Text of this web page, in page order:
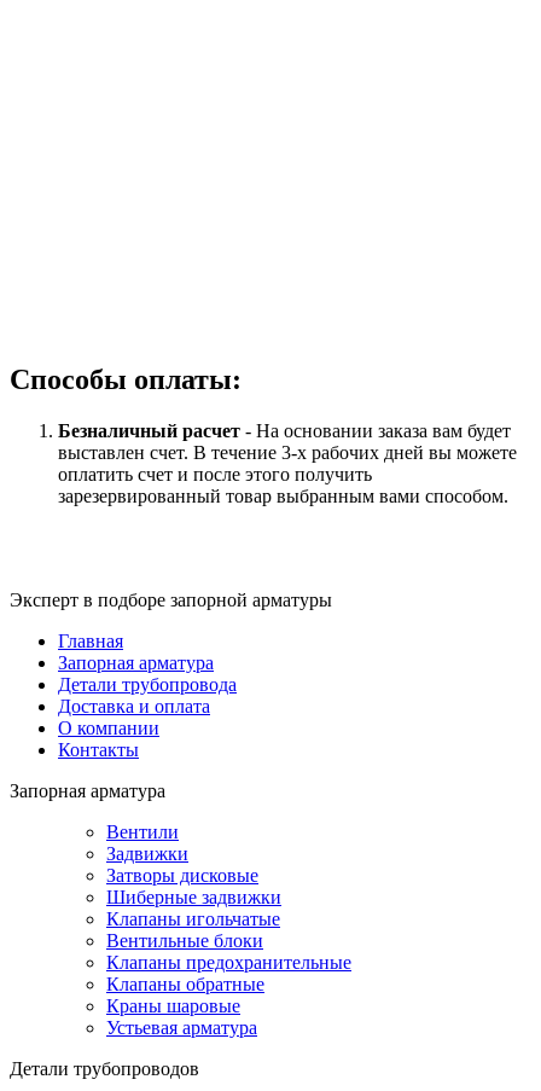
Способы оплаты:
Безналичный расчет - На основании заказа вам будет
выставлен счет. В течение 3-х рабочих дней вы можете
оплатить счет и после этого получить
зарезервированный товар выбранным вами способом.
Эксперт в подборе запорной арматуры
Главная
Запорная арматура
Детали трубопровода
Доставка и оплата
О компании
Контакты
Запорная арматура
Вентили
Задвижки
Затворы дисковые
Шиберные задвижки
Клапаны игольчатые
Вентильные блоки
Клапаны предохранительные
Клапаны обратные
Краны шаровые
Устьевая арматура
Детали трубопроводов